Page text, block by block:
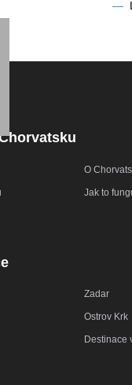
—
O
Jak to
Zadar
Ostrov Krk
Destinace